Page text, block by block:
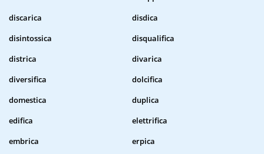
discarica
disdica
disintossica
disqualifica
districa
divarica
diversifica
dolcifica
domestica
duplica
edifica
elettrifica
embrica
erpica